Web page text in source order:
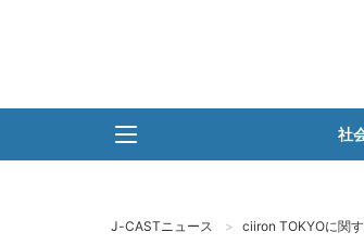
社
J-CASTニュース ciiron TOKYOに関